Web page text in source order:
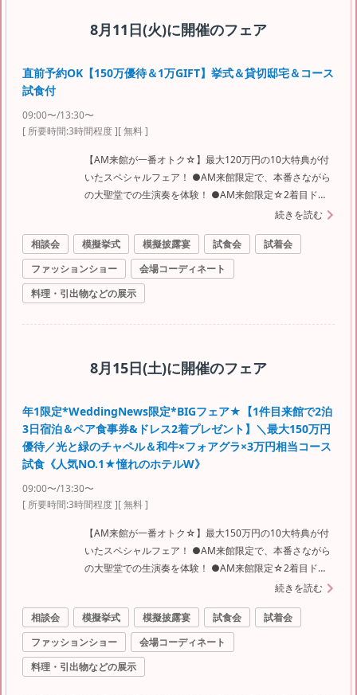
8月11日(火)に開催のフェア
直前予約OK【150万優待＆1万GIFT】挙式＆貸切邸宅＆コース
試食付
09:00〜/13:30〜
[ 所要時間:3時間程度][ 無料 ]
【AM来館が一番オトク☆】最大120万円の10大特典が付
いたスペシャルフェア！ ●AM来館限定で、本番さながら
の大聖堂での生演奏を体験！ ●AM来館限定☆2着目ドレ
ス10万→15万円OFF！！！ ●ご来館の皆様に1万円相当の
会場を全て見学OK！ ●シェフ特製！豪華試食も大好
評！！！ ●社会の状況に応じ日程変更が、なんと前日ま
で無料でＯＫ◎ ●6か月以内のご結婚式は直前オトクプラ
ンあり！
続きを読む
相談会 模擬挙式 模擬披露宴 試食会
試着会
ファッションショー
会場コーディネート
料理・引出物などの展示
8月15日(土)に開催のフェア
年1限定*WeddingNews限定*BIGフェア★【1件目来館で2泊
3日宿泊＆ペア食事券&ドレス2着プレゼント】＼最大150万円
優待／光と緑のチャペル＆和牛×フォアグラ×3万円相当コース
試食《人気NO.1★憧れのホテルW》
09:00〜/13:30〜
[ 所要時間:3時間程度][ 無料 ]
【AM来館が一番オトク☆】最大150万円の10大特典が付
いたスペシャルフェア！ ●AM来館限定で、本番さながら
の大聖堂での生演奏を体験！ ●AM来館限定☆2着目ドレ
ス10万→15万円OFF！！！ ●ご来館の皆様に1万円相当の
会場を全て見学OK！ ●シェフ特製！豪華試食も大好
評！！！ ●社会の状況に応じ日程変更が、なんと前日ま
で無料でＯＫ◎ ●6か月以内のご結婚式は直前オトクプラ
ンあり！
続きを読む
相談会 模擬挙式 模擬披露宴 試食会
試着会
ファッションショー
会場コーディネート
料理・引出物などの展示